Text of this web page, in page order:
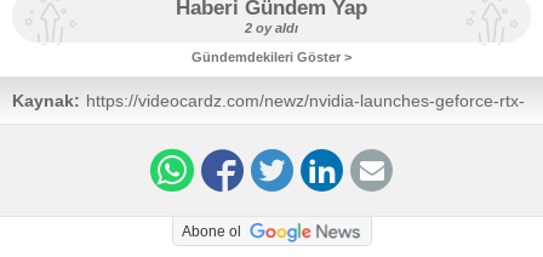
Haberi Gündem Yap
2 oy aldı
Gündemdekileri Göster >
Kaynak: https://videocardz.com/newz/nvidia-launches-geforce-rtx-
40-super-series-999-rtx-4080s-799-rtx-4070-tis-and-599-
Abone ol